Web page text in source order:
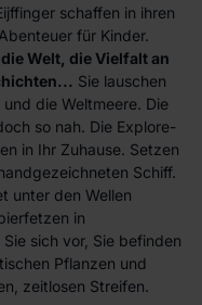
schaffen in ihren
für Kinder.
Welt, die Vielfalt an
Sie lauschen
die Weltmeere. Die
so nah. Die Explore-
in Ihr Zuhause. Setzen
Schiff.
unter den Wellen
in
sich vor, Sie befinden
Pflanzen und
zeitlosen Streifen.